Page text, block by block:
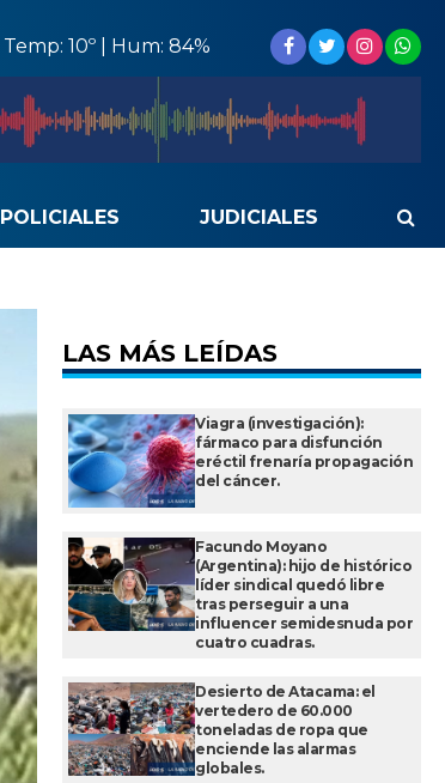
Temp: 10º | Hum: 84%
POLICIALES JUDICIALES
LAS MÁS LEÍDAS
Viagra (investigación):
fármaco para disfunción
eréctil frenaría propagación
del cáncer.
Facundo Moyano
(Argentina): hijo de histórico
líder sindical quedó libre
tras perseguir a una
influencer semidesnuda por
cuatro cuadras.
Desierto de Atacama: el
vertedero de 60.000
toneladas de ropa que
enciende las alarmas
globales.